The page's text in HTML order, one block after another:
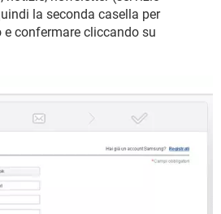
la seconda casella per
confermare cliccando su